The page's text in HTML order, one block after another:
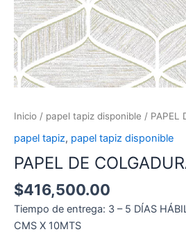
Inicio / papel tapiz disponible / PAPEL
papel tapiz, papel tapiz disponible
PAPEL DE
$416,500.00
Tiempo de entrega: 3 – 5 DÍAS
CMS X 10MTS